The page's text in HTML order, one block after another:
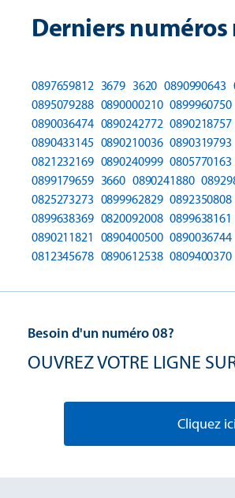
Derniers numéros
0897659812 3679 3620 0890990643
0895079288 0890000210 0899960750
0890036474 0890242772 0890218757
0890433145 0890210036 0890319793
0821232169 0890240999 0805770163
0899179659 3660 0890241880
0825273273 0899962829 0892350808
0899638369 0820092008 0899638161
0890211821 0890400500 0890036744
0812345678 0890612538 0809400370
Besoin d'un numéro 08?
OUVREZ VOTRE LIGNE
Cliquez ici